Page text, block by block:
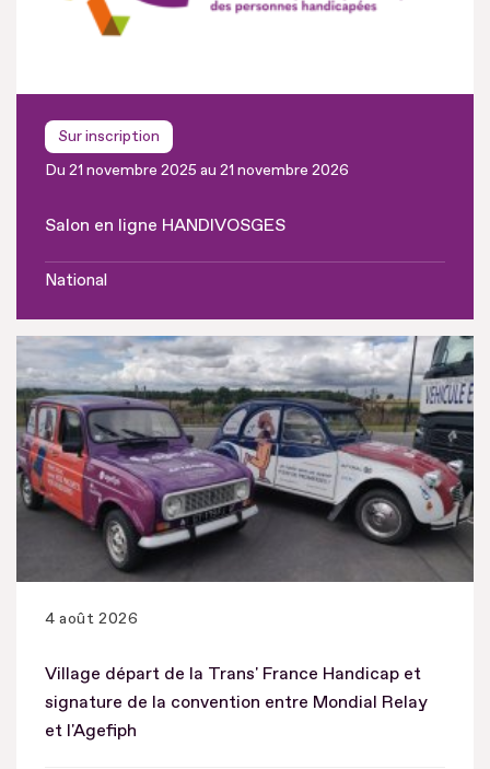
Sur inscription
Du 21 novembre 2025 au 21 novembre 2026
Salon en ligne HANDIVOSGES
National
4 août 2026
Village départ de la Trans' France Handicap et
signature de la convention entre Mondial Relay
et l'Agefiph